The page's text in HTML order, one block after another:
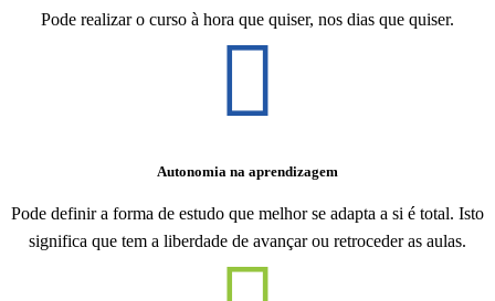
Pode realizar o curso à hora que quiser, nos dias que quiser.
Autonomia na aprendizagem
Pode definir a forma de estudo que melhor se adapta a si é total. Isto
significa que tem a liberdade de avançar ou retroceder as aulas.